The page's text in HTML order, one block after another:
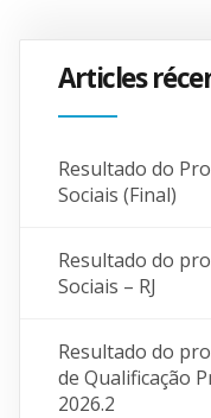
Articles
Resultado do
Sociais (Final)
Resultado do
Sociais – RJ
Resultado do
de Qualificação
2026.2